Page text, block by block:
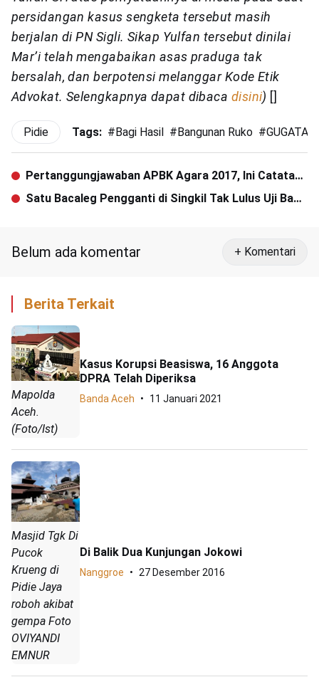
persidangan kasus sengketa tersebut masih
berjalan di PN Sigli. Sikap Yulfan tersebut dinilai
Mar’i telah mengabaikan asas praduga tak
bersalah, dan berpotensi melanggar Kode Etik
Advokat. Selengkapnya dapat dibaca disini) []
Pidie Tags: #Bagi Hasil #Bangunan Ruko #GUGATAN
Pertanggungjawaban APBK Agara 2017, Ini Catatan
Dewan
Satu Bacaleg Pengganti di Singkil Tak Lulus Uji Baca
Belum ada komentar + Komentari
Berita Terkait
Mapolda
Aceh.
(Foto/Ist)
Kasus Korupsi Beasiswa, 16 Anggota
DPRA Telah Diperiksa
Banda Aceh 11 Januari 2021
Masjid Tgk Di
Pucok
Krueng di
Pidie Jaya
roboh akibat
gempa Foto
OVIYANDI
EMNUR
Di Balik Dua Kunjungan Jokowi
Nanggroe 27 Desember 2016